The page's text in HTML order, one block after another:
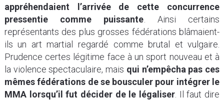
appréhendaient l’arrivée de cette concurrence
pressentie comme puissante . Ainsi certains
représentants des plus grosses fédérations blâmaient-
ils un art martial regardé comme brutal et vulgaire.
Prudence certes légitime face à un sport nouveau et à
la violence spectaculaire, mais qui n’empêcha pas ces
mêmes fédérations de se bousculer pour intégrer le
MMA lorsqu’il fut décider de le légaliser . Il faut dire